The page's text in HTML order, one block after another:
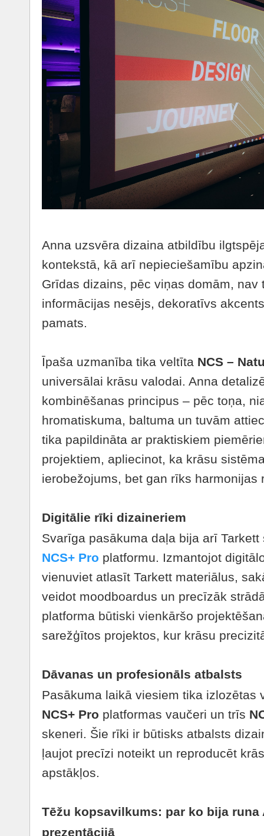
Anna uzsvēra dizaina atbildību
kontekstā, kā arī nepieciešamību
Grīdas dizains, pēc viņas domām, nav
informācijas nesējs, dekoratīvs
pamats.
Īpaša uzmanība tika veltīta NCS –
universālai krāsu valodai. Anna
kombinēšanas principus – pēc toņa,
hromatiskuma, baltuma un tuvām
tika papildināta ar praktiskiem
projektiem, apliecinot, ka krāsu
ierobežojums, bet gan rīks harmonijas
Digitālie rīki dizaineriem
Svarīga pasākuma daļa bija arī
NCS+ Pro platformu. Izmantojot
vienuviet atlasīt Tarkett materiālus,
veidot moodboardus un precīzāk
platforma būtiski vienkāršo
sarežģītos projektos, kur krāsu
Dāvanas un profesionāls atbalsts
Pasākuma laikā viesiem tika izlozētas
NCS+ Pro platformas vaučeri un trīs
skeneri. Šie rīki ir būtisks atbalsts
ļaujot precīzi noteikt un reproducēt
apstākļos.
Tēžu kopsavilkums: par ko bija runa
prezentācijā